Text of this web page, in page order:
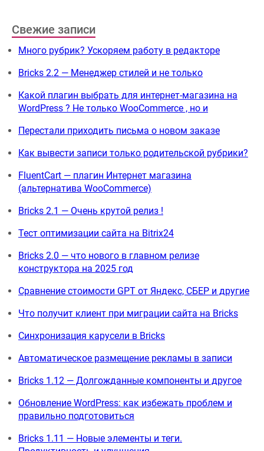
Свежие записи
Много рубрик? Ускоряем работу в редакторе
Bricks 2.2 — Менеджер стилей и не только
Какой плагин выбрать для интернет-магазина на
WordPress ? Не только WooCommerce , но и
Перестали приходить письма о новом заказе
Как вывести записи только родительской рубрики?
FluentCart — плагин Интернет магазина
(альтернатива WooCommerce)
Bricks 2.1 — Очень крутой релиз !
Тест оптимизации сайта на Bitrix24
Bricks 2.0 — что нового в главном релизе
конструктора на 2025 год
Сравнение стоимости GPT от Яндекс, СБЕР и другие
Что получит клиент при миграции сайта на Bricks
Синхронизация карусели в Bricks
Автоматическое размещение рекламы в записи
Bricks 1.12 — Долгожданные компоненты и другое
Обновление WordPress: как избежать проблем и
правильно подготовиться
Bricks 1.11 — Новые элементы и теги.